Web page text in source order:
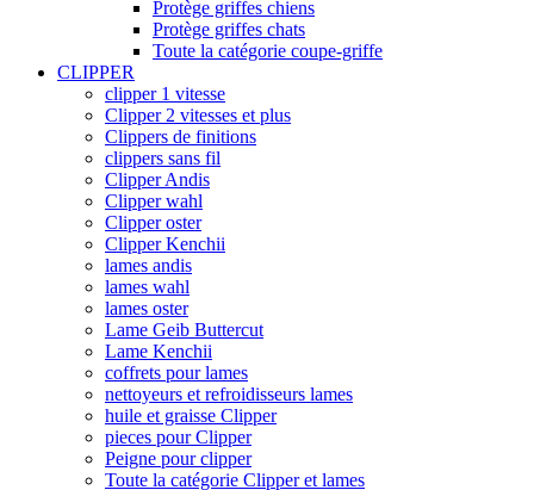
Protège griffes chiens
Protège griffes chats
Toute la catégorie coupe-griffe
CLIPPER
clipper 1 vitesse
Clipper 2 vitesses et plus
Clippers de finitions
clippers sans fil
Clipper Andis
Clipper wahl
Clipper oster
Clipper Kenchii
lames andis
lames wahl
lames oster
Lame Geib Buttercut
Lame Kenchii
coffrets pour lames
nettoyeurs et refroidisseurs lames
huile et graisse Clipper
pieces pour Clipper
Peigne pour clipper
Toute la catégorie Clipper et lames